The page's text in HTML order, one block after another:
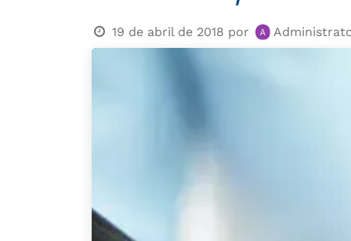
19 de abril de 2018 por